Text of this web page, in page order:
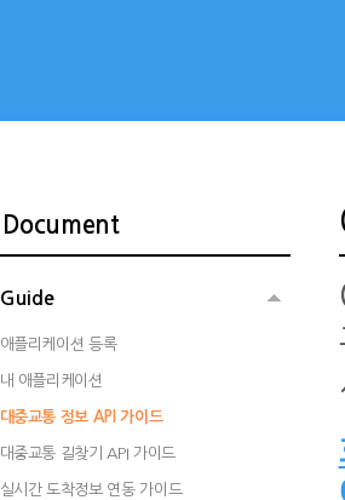
Document
Guide
애플리케이션 등록
내 애플리케이션
대중교통 정보 API 가이드
대중교통 길찾기 API 가이드
실시간 도착정보 연동 가이드